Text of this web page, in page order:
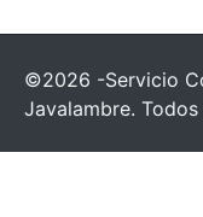
©2026 -Servicio
Javalambre.